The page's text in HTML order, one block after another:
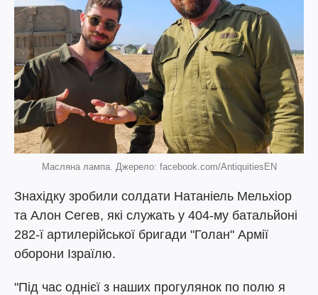
Масляна лампа. Джерело: facebook.com/AntiquitiesEN
Знахідку зробили солдати Натаніель Мельхіор
та Алон Сегев, які служать у 404-му батальйоні
282-ї артилерійської бригади "Голан" Армії
оборони Ізраїлю.
"Під час однієї з наших прогулянок по полю я